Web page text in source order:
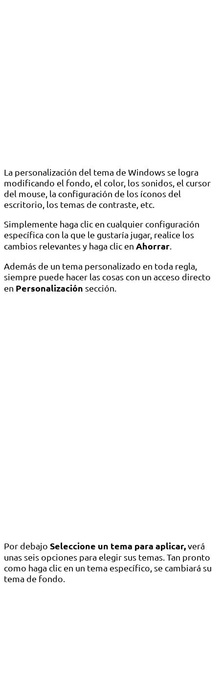
La personalización del tema de Windows se logra
modificando el fondo, el color, los sonidos, el cursor
del mouse, la configuración de los íconos del
escritorio, los temas de contraste, etc.
Simplemente haga clic en cualquier configuración
específica con la que le gustaría jugar, realice los
cambios relevantes y haga clic en Ahorrar.
Además de un tema personalizado en toda regla,
siempre puede hacer las cosas con un acceso directo
en Personalización sección.
Por debajo Seleccione un tema para aplicar,verá
unas seis opciones para elegir sus temas. Tan pronto
como haga clic en un tema específico, se cambiará su
tema de fondo.